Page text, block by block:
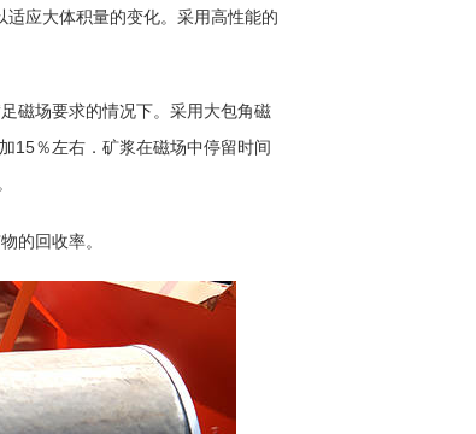
应大体积量的变化。采用高性能的
磁场要求的情况下。采用大包角磁
15％左右．矿浆在磁场中停留时间
的回收率。